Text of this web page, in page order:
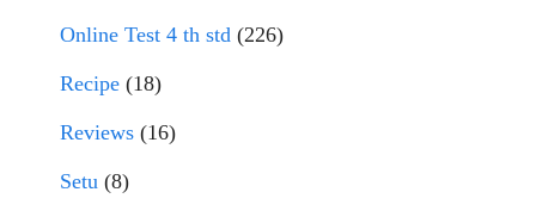
Online Test 4 th std (226)
Recipe (18)
Reviews (16)
Setu (8)